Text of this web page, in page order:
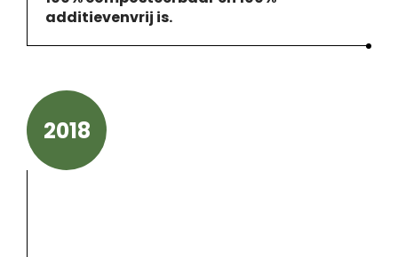
additievenvrij is.
2018